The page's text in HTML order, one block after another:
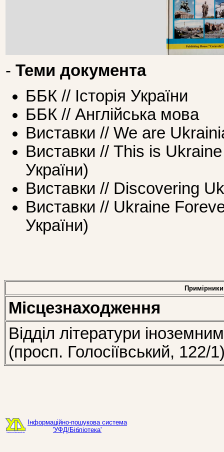
- Теми документа
ББК // Історія України
ББК // Англійська мова
Виставки // We are
Виставки // This is
України)
Виставки // Discovering
Виставки // Ukraine
України)
Примірники
Місцезнаходження
Відділ літератури
(просп. Голосіївський, 122/
Інформаційно-пошукова система
'УФД/Бібліотека'